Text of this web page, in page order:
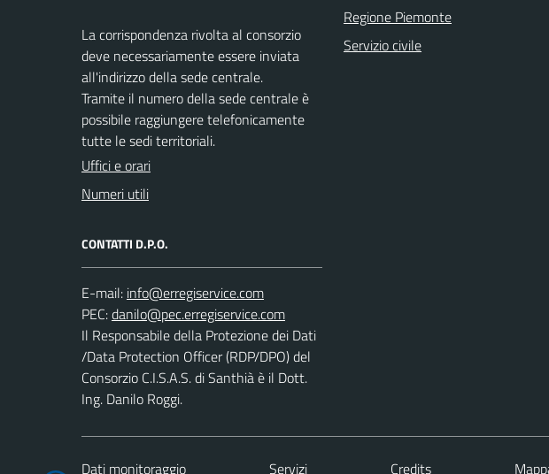
La corrispondenza rivolta al consorzio
deve necessariamente essere inviata
all'indirizzo della sede centrale.
Tramite il numero della sede centrale è
possibile raggiungere telefonicamente
tutte le sedi territoriali.
Uffici e orari
Numeri utili
CONTATTI D.P.O.
E-mail:
PEC:
Il Responsabile della Protezione dei Dati
/Data Protection Officer (RDP/DPO) del
Consorzio C.I.S.A.S. di Santhià è il Dott.
Ing. Danilo Roggi.
Regione Piemonte
Servizio civile
Dati monitoraggio Servizi Credits